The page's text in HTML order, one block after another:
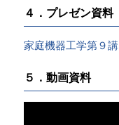
４．プレゼン資料
家庭機器工学第９講
５．動画資料